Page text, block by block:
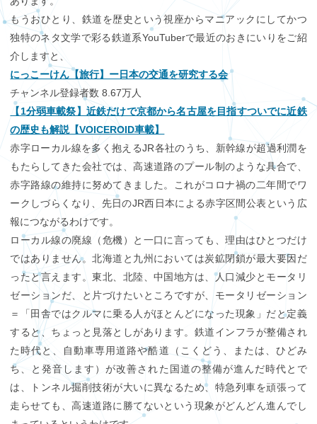
もうおひとり、鉄道を歴史という視座からマニアックにしてかつ
独特のネタ文学で彩る鉄道系YouTuberで最近のおきにいりをご紹
介しますと、
にっこーけん【旅行】ー日本の交通を研究する会
チャンネル登録者数 8.67万人
【1分弱車載祭】近鉄だけで京都から名古屋を目指すついでに近鉄
の歴史も解説【VOICEROID車載】
赤字ローカル線を多く抱えるJR各社のうち、新幹線が超過利潤を
もたらしてきた会社では、高速道路のプール制のような具合で、
赤字路線の維持に努めてきました。これがコロナ禍の二年間でワ
ークしづらくなり、先日のJR西日本による赤字区間公表という広
報につながるわけです。
ローカル線の廃線（危機）と一口に言っても、理由はひとつだけ
ではありません。北海道と九州においては炭鉱閉鎖が最大要因だ
ったと言えます。東北、北陸、中国地方は、人口減少とモータリ
ゼーションだ、と片づけたいところですが、モータリゼーション
＝「田舎ではクルマに乗る人がほとんどになった現象」だと定義
すると、ちょっと見落としがあります。鉄道インフラが整備され
た時代と、自動車専用道路や酷道（こくどう、または、ひどみ
ち、と発音します）が改善された国道の整備が進んだ時代とで
は、トンネル掘削技術が大いに異なるため、特急列車を頑張って
走らせても、高速道路に勝てないという現象がどんどん進んでし